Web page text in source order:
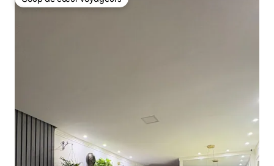
Coup de cœur voyageurs